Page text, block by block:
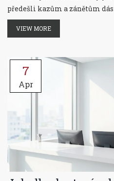
předešli kazům a zánětům
VIEW MORE
7
Apr